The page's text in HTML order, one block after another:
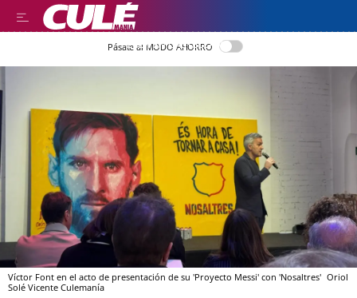
LEER EN CASTELLANO
Pásate al MODO AHORRO
Víctor Font en el acto de presentación de su 'Proyecto Messi' con 'Nosaltres' Oriol
Solé Vicente Culemanía